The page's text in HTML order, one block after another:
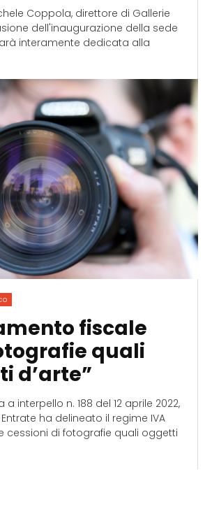
Coppola, direttore di Gallerie
dell'inaugurazione della sede
interamente dedicata alla
fiscale
quali
d’arte”
interpello n. 188 del 12 aprile 2022,
Entrate ha delineato il regime IVA
cessioni di fotografie quali oggetti